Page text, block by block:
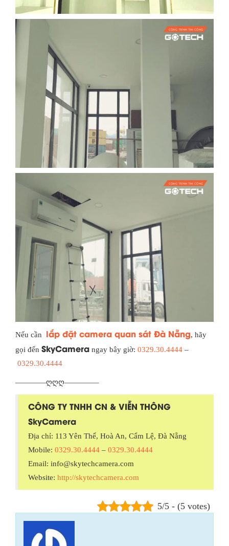
Nếu cần lắp đặt camera quan sát Đà Nẵng, hãy
gọi đến SkyCamera ngay bây giờ: 0329.30.4444 –
0329.30.4444
————ღღღ————–
CÔNG TY TNHH CN & VIỄN THÔNG
SkyCamera
Địa chỉ: 113 Yên Thế, Hoà An, Cẩm Lệ, Đà Nẵng
Mobile: 0329.30.4444 – 0329.30.4444
Email: info@skytechcamera.com
Website: http://skytechcamera.com
5/5 - (5 votes)